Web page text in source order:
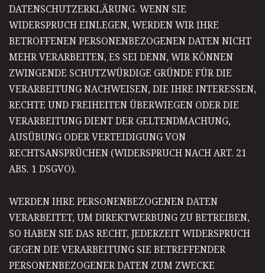
DATENSCHUTZERKLÄRUNG. WENN SIE
WIDERSPRUCH EINLEGEN, WERDEN WIR IHRE
BETROFFENEN PERSONENBEZOGENEN DATEN NICHT
MEHR VERARBEITEN, ES SEI DENN, WIR KÖNNEN
ZWINGENDE SCHUTZWÜRDIGE GRÜNDE FÜR DIE
VERARBEITUNG NACHWEISEN, DIE IHRE INTERESSEN,
RECHTE UND FREIHEITEN ÜBERWIEGEN ODER DIE
VERARBEITUNG DIENT DER GELTENDMACHUNG,
AUSÜBUNG ODER VERTEIDIGUNG VON
RECHTSANSPRÜCHEN (WIDERSPRUCH NACH ART. 21
ABS. 1 DSGVO).
WERDEN IHRE PERSONENBEZOGENEN DATEN
VERARBEITET, UM DIREKTWERBUNG ZU BETREIBEN,
SO HABEN SIE DAS RECHT, JEDERZEIT WIDERSPRUCH
GEGEN DIE VERARBEITUNG SIE BETREFFENDER
PERSONENBEZOGENER DATEN ZUM ZWECKE